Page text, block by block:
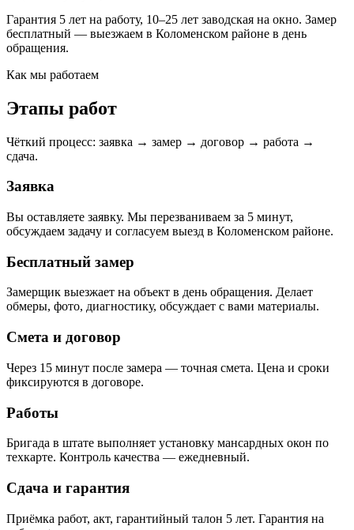
Гарантия 5 лет на работу, 10–25 лет заводская на окно. Замер
бесплатный — выезжаем в Коломенском районе в день
обращения.
Как мы работаем
Этапы работ
Чёткий процесс: заявка → замер → договор → работа →
сдача.
Заявка
Вы оставляете заявку. Мы перезваниваем за 5 минут,
обсуждаем задачу и согласуем выезд в Коломенском районе.
Бесплатный замер
Замерщик выезжает на объект в день обращения. Делает
обмеры, фото, диагностику, обсуждает с вами материалы.
Смета и договор
Через 15 минут после замера — точная смета. Цена и сроки
фиксируются в договоре.
Работы
Бригада в штате выполняет установку мансардных окон по
техкарте. Контроль качества — ежедневный.
Сдача и гарантия
Приёмка работ, акт, гарантийный талон 5 лет. Гарантия на